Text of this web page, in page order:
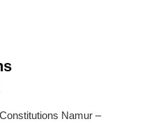
Namur –